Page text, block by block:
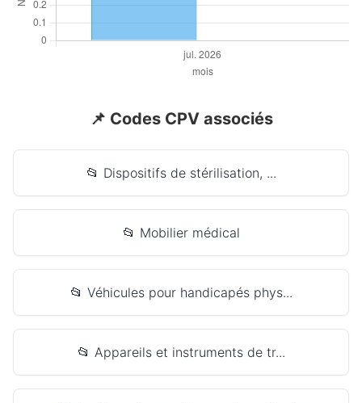
📌 Codes CPV associés
📂 Dispositifs de stérilisation, ...
📂 Mobilier médical
📂 Véhicules pour handicapés phys...
📂 Appareils et instruments de tr...